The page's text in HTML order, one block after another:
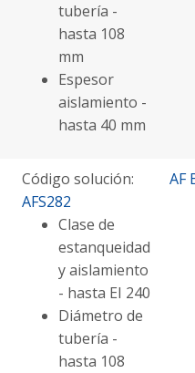
tubería -
hasta 108
mm
Espesor
aislamiento -
hasta 40 mm
Código solución:
AFS282
Clase de
estanqueidad
y aislamiento
- hasta EI 240
Diámetro de
tubería -
hasta 108
AF